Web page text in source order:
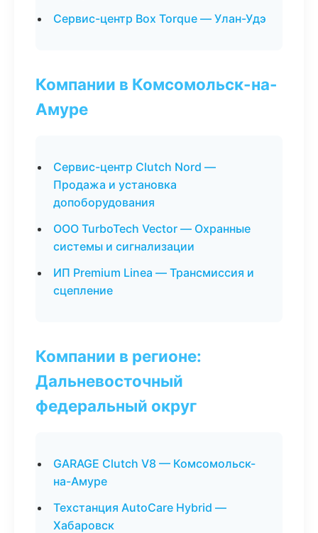
Сервис-центр Box Torque — Улан-Удэ
Компании в Комсомольск-на-
Амуре
Сервис-центр Clutch Nord —
Продажа и установка
допоборудования
ООО TurboTech Vector — Охранные
системы и сигнализации
ИП Premium Linea — Трансмиссия и
сцепление
Компании в регионе:
Дальневосточный
федеральный округ
GARAGE Clutch V8 — Комсомольск-
на-Амуре
Техстанция AutoCare Hybrid —
Хабаровск